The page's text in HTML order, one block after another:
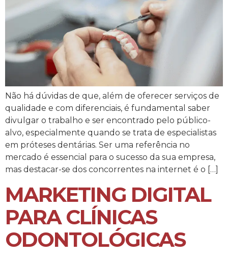
Não há dúvidas de que, além de oferecer serviços de
qualidade e com diferenciais, é fundamental saber
divulgar o trabalho e ser encontrado pelo público-
alvo, especialmente quando se trata de especialistas
em próteses dentárias. Ser uma referência no
mercado é essencial para o sucesso da sua empresa,
mas destacar-se dos concorrentes na internet é o […]
MARKETING DIGITAL
PARA CLÍNICAS
ODONTOLÓGICAS